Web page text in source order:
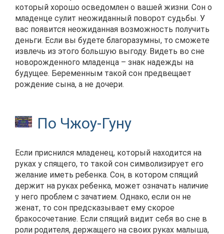
который хорошо осведомлен о вашей жизни. Сон о
младенце сулит неожиданный поворот судьбы. У
вас появится неожиданная возможность получить
деньги. Если вы будете благоразумны, то сможете
извлечь из этого большую выгоду. Видеть во сне
новорожденного младенца – знак надежды на
будущее. Беременным такой сон предвещает
рождение сына, а не дочери.
По Чжоу-Гуну
Если приснился младенец, который находится на
руках у спящего, то такой сон символизирует его
желание иметь ребенка. Сон, в котором спящий
держит на руках ребенка, может означать наличие
у него проблем с зачатием. Однако, если он не
женат, то сон предсказывает ему скорое
бракосочетание. Если спящий видит себя во сне в
роли родителя, держащего на своих руках малыша,